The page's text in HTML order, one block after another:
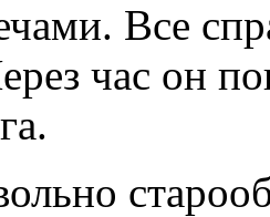
Все
час он